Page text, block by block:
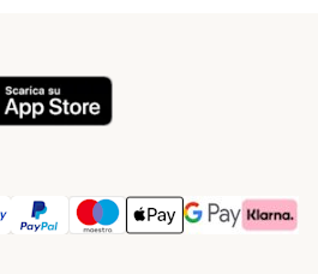
Method
Payment Method
PayPal. Payment Method
Maestro. Payment Method
Apple pay. Payment
Google Pay
Klarna
Method